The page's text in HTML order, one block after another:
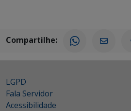
Compartilhe:
LGPD
Fala Servidor
Acessibilidade